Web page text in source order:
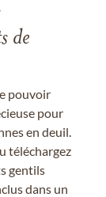
de
pouvoir
pour
en deuil.
téléchargez
gentils
dans un